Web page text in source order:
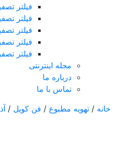
فیلتر
فیلتر
فیلتر
فیلتر
فیلتر
مجله اینترنتی
درباره ما
تماس با ما
خانه / تهویه مطبوع / فن کویل /